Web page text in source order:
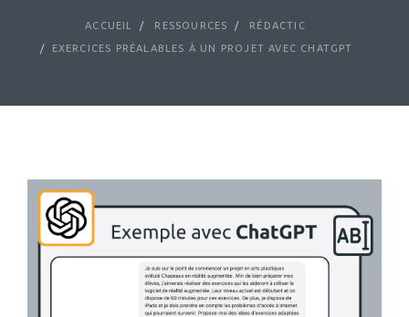
ACCUEIL RESSOURCES RÉDACTIC
EXERCICES PRÉALABLES À UN PROJET AVEC CHATGPT